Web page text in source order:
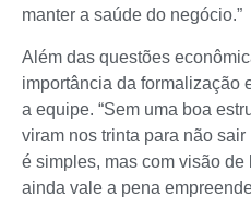
manter a saúde do negócio.”
Além das questões
importância da formalização
a equipe. “Sem uma boa
viram nos trinta para não
é simples, mas com visão
ainda vale a pena